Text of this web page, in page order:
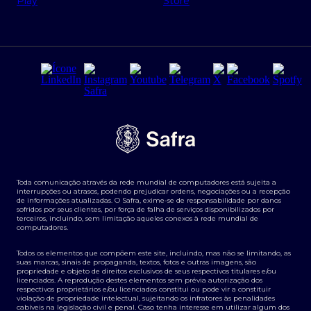
Regras e Parâmetros de Atuação Banco Safra
Segurança da Informação
Tarifas e serviços Pessoa Física
Transparência de remuneração
Termos e Condições para Portabilidade de Investimento
Derivativos
Agronegócios
Toda comunicação através da rede mundial de computadores está sujeita a
interrupções ou atrasos, podendo prejudicar ordens, negociações ou a recepção
de informações atualizadas. O Safra, exime-se de responsabilidade por danos
sofridos por seus clientes, por força de falha de serviços disponibilizados por
terceiros, incluindo, sem limitação aqueles conexos à rede mundial de
computadores.
Todos os elementos que compõem este site, incluindo, mas não se limitando, as
suas marcas, sinais de propaganda, textos, fotos e outras imagens, são
propriedade e objeto de direitos exclusivos de seus respectivos titulares e/ou
licenciados. A reprodução destes elementos sem prévia autorização dos
respectivos proprietários e/ou licenciados constitui ou pode vir a constituir
violação de propriedade intelectual, sujeitando os infratores às penalidades
cabíveis na legislação civil e penal. Caso tenha interesse em utilizar algum dos